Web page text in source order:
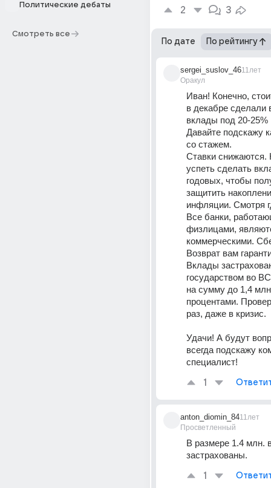
Политические дебаты
Смотреть все
2 3
По дате По рейтингу
sergei_suslov_46
Оракул
11лет
Иван! Конечно,
в декабре сделали
вклады под 20-25%
Давайте подскажу
со стажем.
Ставки
успеть сделать
годовых, чтобы
защитить
инфляции. Смотря
Все банки,
физлицами,
коммерческими.
Возврат вам
Вклады
государством во
на сумму до 1,4
процентами.
раз, даже в кризис.
Удачи! А будут
всегда подскажу
специалист!
1
anton_diomin_84
Просветленный
11лет
В размере 1.4 млн.
застрахованы.
1